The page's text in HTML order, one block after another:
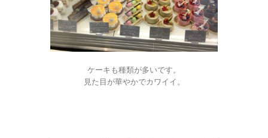
ケーキも種類が多いです。
見た目が華やかでカワイイ。